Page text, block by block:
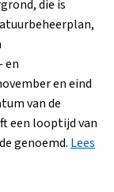
die is
en
en eind
van de
een looptijd van
genoemd. Lees